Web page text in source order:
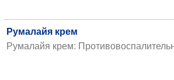
Румалайя крем
Румалайя крем: